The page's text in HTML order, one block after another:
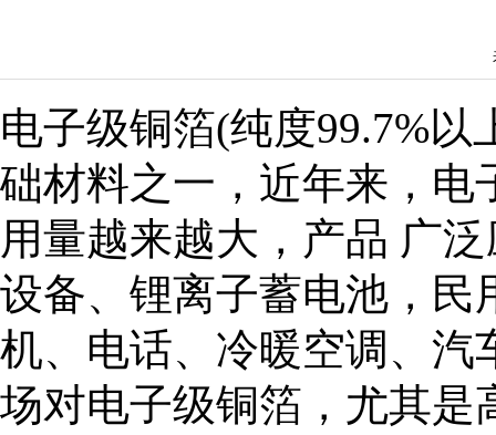
电子级铜箔(纯度99.7%以
础材料之一，近年来，电
用量越来越大，产品 广
设备、锂离子蓄电池，民
机、电话、冷暖空调、汽
场对电子级铜箔，尤其是